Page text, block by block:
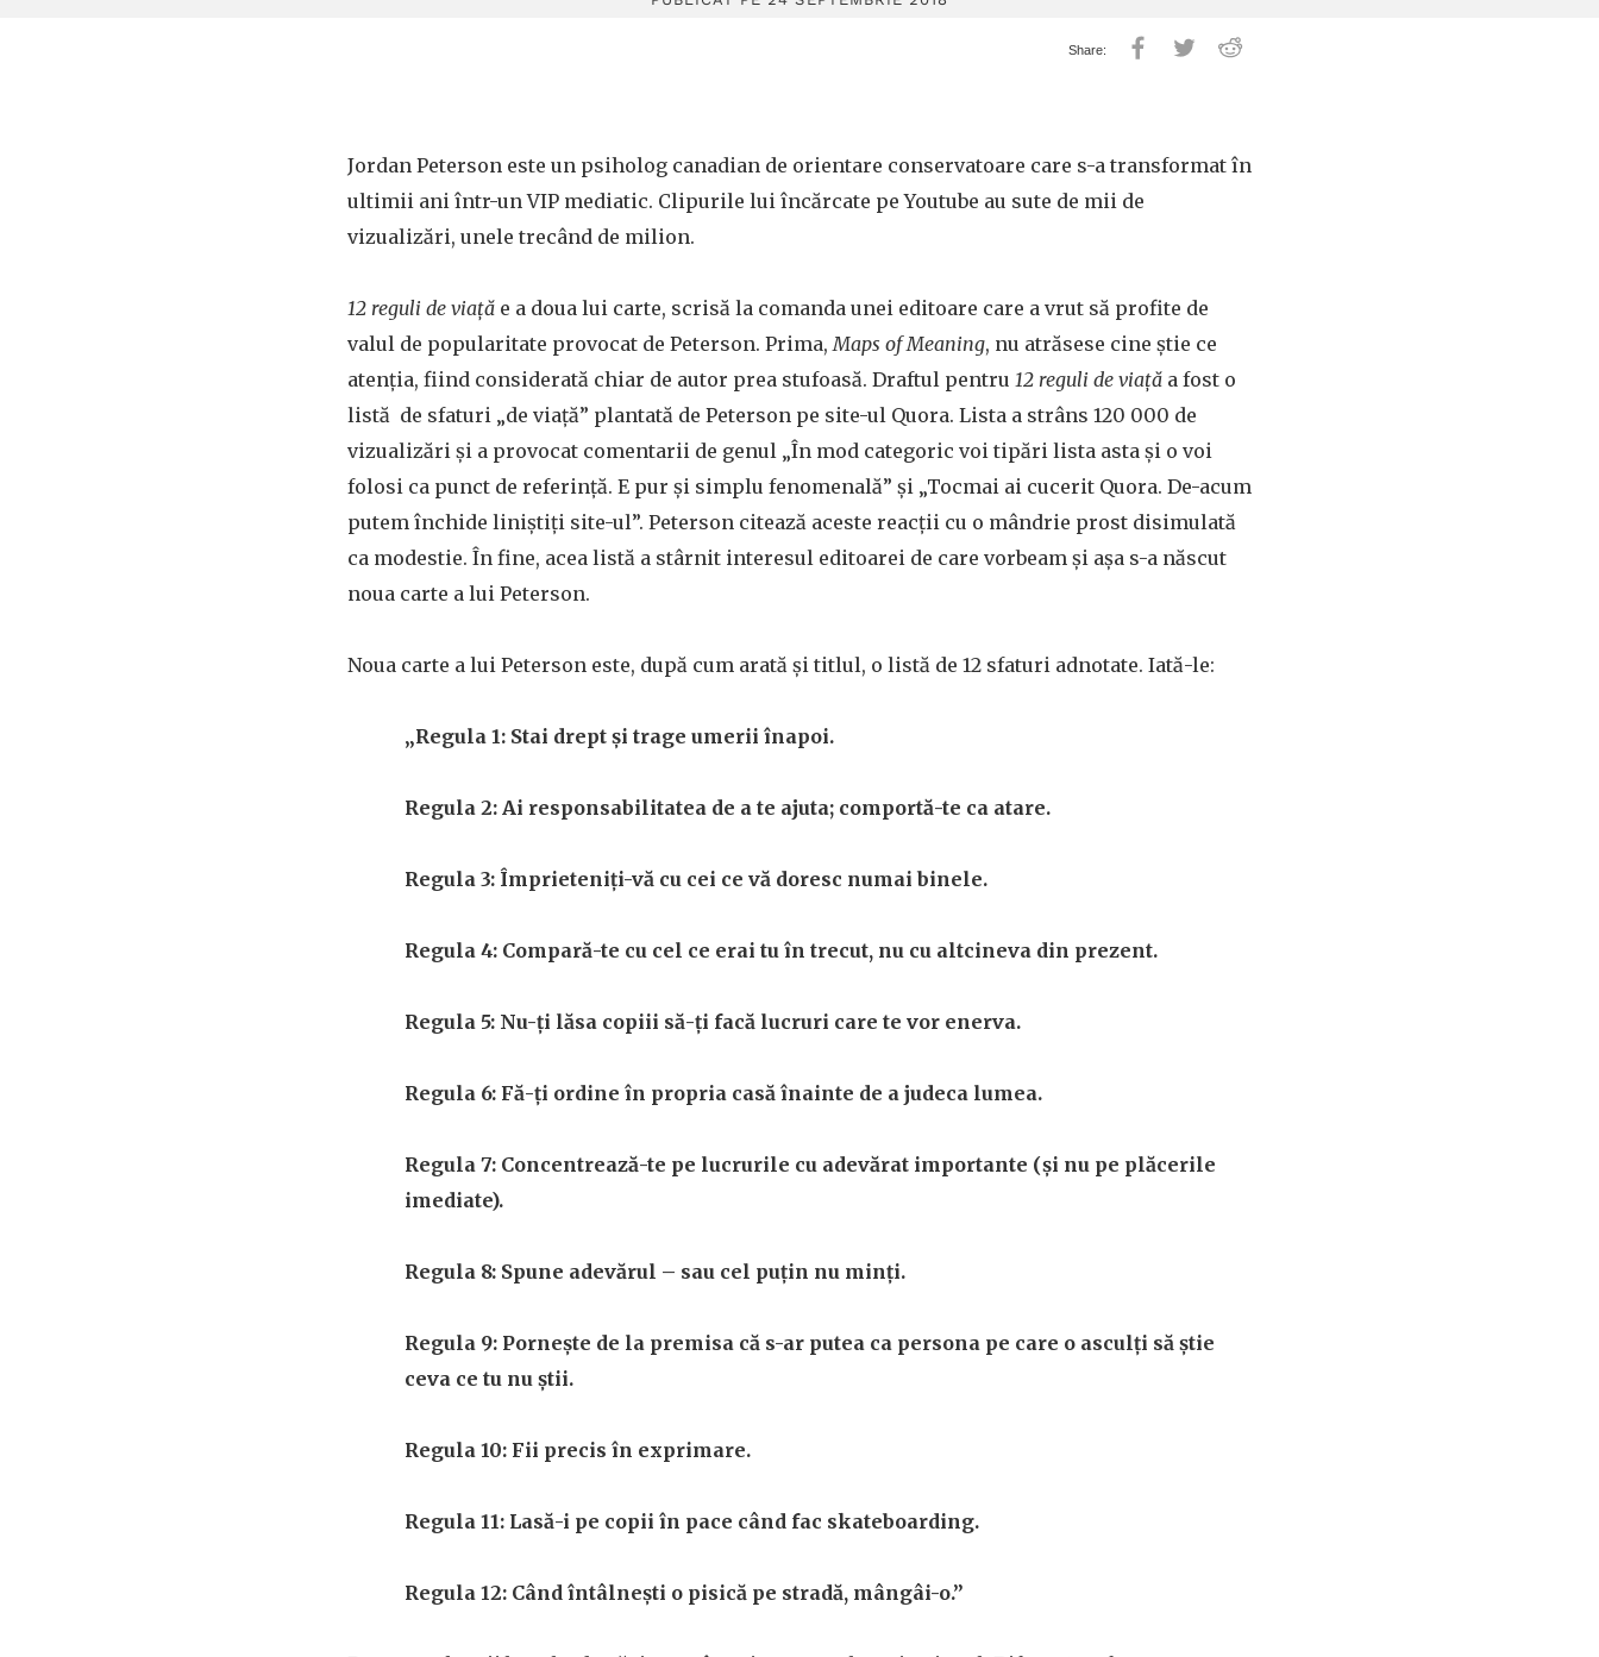
Jordan Peterson este un psiholog canadian de orientare conservatoare care s-a transformat în
ultimii ani într-un VIP mediatic. Clipurile lui încărcate pe Youtube au sute de mii de
vizualizări, unele trecând de milion.
12 reguli de viață e a doua lui carte, scrisă la comanda unei editoare care a vrut să profite de
valul de popularitate provocat de Peterson. Prima,Maps of Meaning, nu atrăsese cine știe ce
atenția, fiind considerată chiar de autor prea stufoasă. Draftul pentru 12 reguli de viață a fost o
listă de sfaturi „de viață” plantată de Peterson pe site-ul Quora. Lista a strâns 120 000 de
vizualizări și a provocat comentarii de genul „În mod categoric voi tipări lista asta și o voi
folosi ca punct de referință. E pur și simplu fenomenală” și „Tocmai ai cucerit Quora. De-acum
putem închide liniștiți site-ul”. Peterson citează aceste reacții cu o mândrie prost disimulată
ca modestie. În fine, acea listă a stârnit interesul editoarei de care vorbeam și așa s-a născut
noua carte a lui Peterson.
Noua carte a lui Peterson este, după cum arată și titlul, o listă de 12 sfaturi adnotate. Iată-le:
„Regula 1: Stai drept și trage umerii înapoi.
Regula 2: Ai responsabilitatea de a te ajuta; comportă-te ca atare.
Regula 3: Împrieteniți-vă cu cei ce vă doresc numai binele.
Regula 4: Compară-te cu cel ce erai tu în trecut, nu cu altcineva din prezent.
Regula 5: Nu-ți lăsa copiii să-ți facă lucruri care te vor enerva.
Regula 6: Fă-ți ordine în propria casă înainte de a judeca lumea.
Regula 7: Concentrează-te pe lucrurile cu adevărat importante (și nu pe plăcerile
imediate).
Regula 8: Spune adevărul – sau cel puțin nu minți.
Regula 9: Pornește de la premisa că s-ar putea ca persona pe care o asculți să știe
ceva ce tu nu știi.
Regula 10: Fii precis în exprimare.
Regula 11: Lasă-i pe copii în pace când fac skateboarding.
Regula 12: Când întâlnești o pisică pe stradă, mângâi-o.”